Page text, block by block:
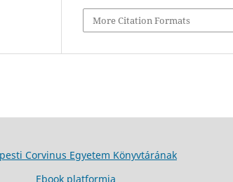
More Citation Formats
Corvinus Egyetem Könyvtárának
Ebook platformja